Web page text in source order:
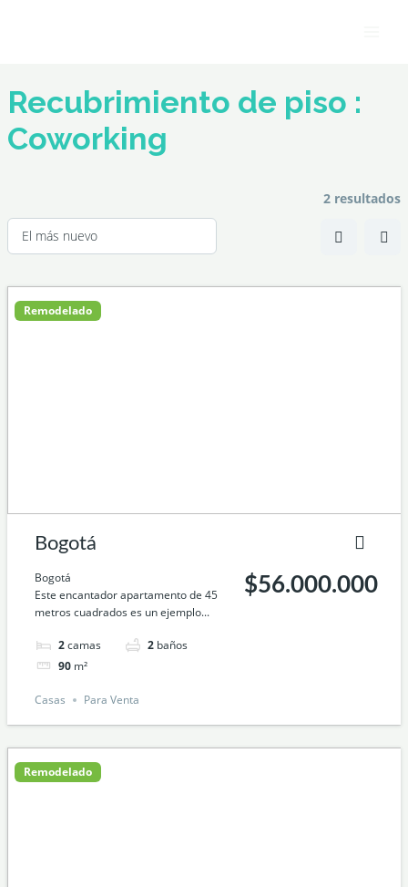
Recubrimiento de piso :
Coworking
2 resultados
Remodelado
Bogotá
Bogotá
Este encantador apartamento de 45
metros cuadrados es un ejemplo...
2camas 2 baños
90 m²
$56.000.000
Casas Para Venta
Remodelado